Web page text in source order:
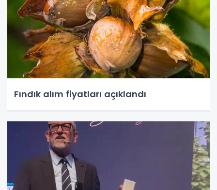
Fındık alım fiyatları açıklandı